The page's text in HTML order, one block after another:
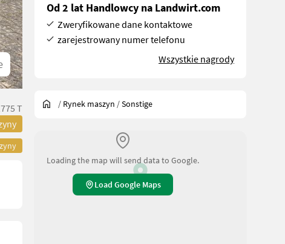
T
Od 2 lat Handlowcy na Landwirt.com
Zweryfikowane dane kontaktowe
zarejestrowany numer telefonu
Wszystkie nagrody
/ Rynek maszyn /Sonstige
Loading the map will send data to Google.
Load Google Maps